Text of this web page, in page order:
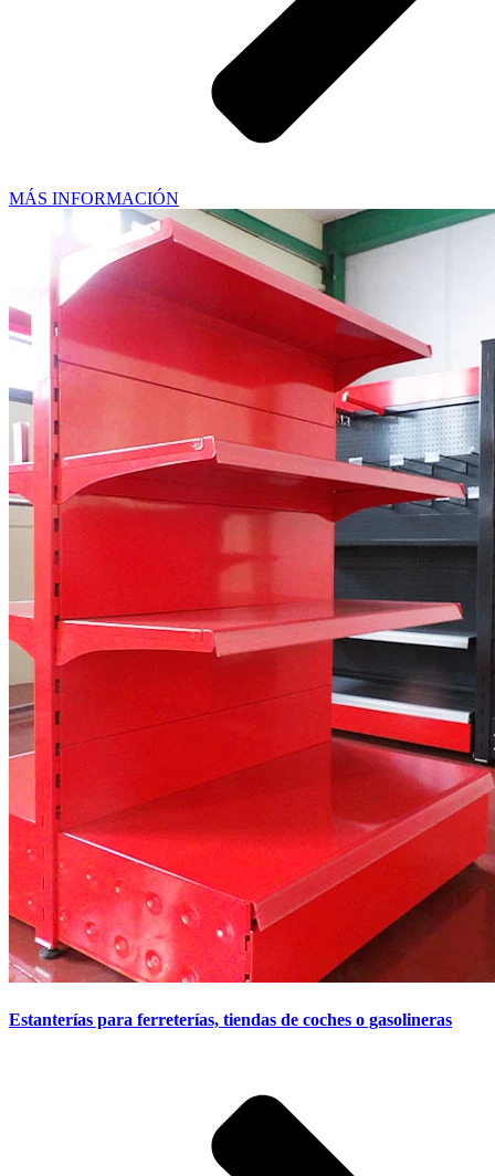
MÁS INFORMACIÓN
Estanterías para ferreterías, tiendas de coches o gasolineras